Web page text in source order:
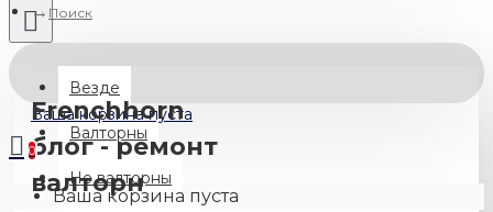
Везде
Валторны
Не валторны
Ваша корзина пуста
0
Ваша корзина пуста
Поиск
Frenchhorn
блог - ремонт
валторн